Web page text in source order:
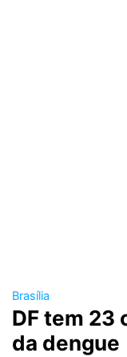
Brasília
DF tem 23
da dengue